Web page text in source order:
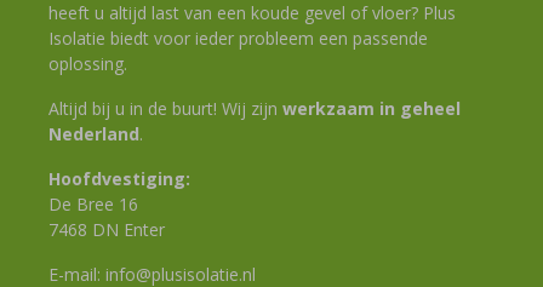
heeft u altijd last van een koude gevel of vloer? Plus
Isolatie biedt voor ieder probleem een passende
oplossing.
Altijd bij u in de buurt! Wij zijn werkzaam in geheel
Nederland.
Hoofdvestiging:
De Bree 16
7468 DN Enter
E-mail: info@plusisolatie.nl